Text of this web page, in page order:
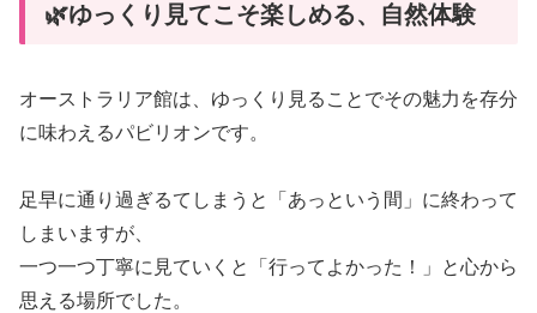
🌿ゆっくり見てこそ楽しめる、自然体験
オーストラリア館は、ゆっくり見ることでその魅力を存分
に味わえるパビリオンです。
足早に通り過ぎるてしまうと「あっという間」に終わって
しまいますが、
一つ一つ丁寧に見ていくと「行ってよかった！」と心から
思える場所でした。